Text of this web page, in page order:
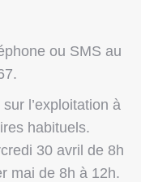
ou SMS au
l’exploitation à
habituels.
30 avril de 8h
mai de 8h à 12h.